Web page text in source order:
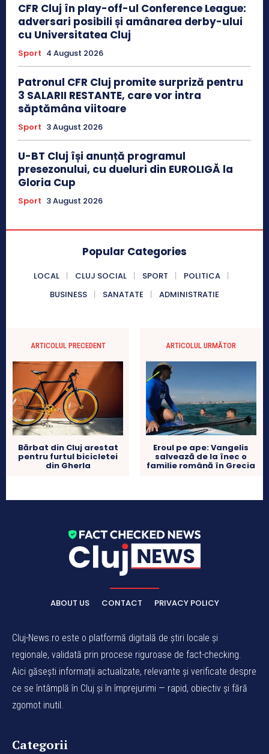
CFR Cluj în play-off-ul Conference League:
adversari posibili și amânarea derby-ului
cu Universitatea Cluj
Sport 4 August 2026
Patronul CFR Cluj promite surpriză pentru
3 SALARII RESTANTE, care vor intra
săptămâna viitoare
Sport 3 August 2026
U-BT Cluj își anunță programul
presezonului, cu dueluri din EUROLIGĂ la
Gloria Cup
Sport 3 August 2026
Popular Categories
LOCAL CLUJ SOCIAL SPORT
POLITICA
BUSINESS
SANATATE ADMINISTRATIE
ARTICOLUL PRECEDENT
Bărbat din Cluj arestat
pentru furtul bicicletei
din Gherla
ARTICOLUL URMĂTOR
Eroul pe ape: Vangelis
salvează de la înec o
familie română în Grecia
ABOUT US CONTACT PRIVACY POLICY
Cluj-News.ro este o platformă digitală de știri locale și
regionale, validată prin procese riguroase de fact-checking.
Aici găsești informații actualizate, relevante și verificate despre
ce se întâmplă în Cluj și în împrejurimi — rapid, obiectiv și fără
zgomot inutil.
Categorii